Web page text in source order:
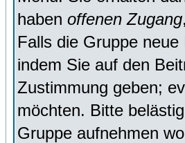
haben offenen Zugang
Falls die Gruppe
indem Sie auf den
Zustimmung geben;
möchten. Bitte
Gruppe aufnehmen